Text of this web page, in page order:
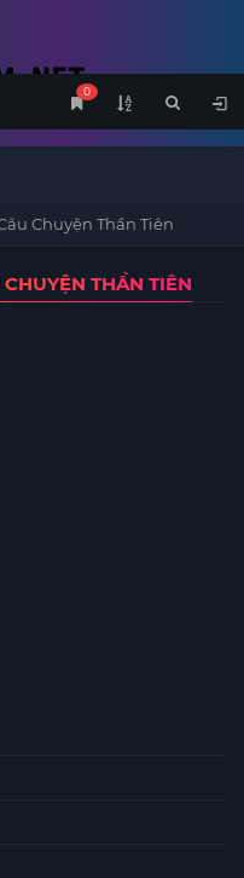
0
Chuyện Thần Tiên
THẦN TIÊN